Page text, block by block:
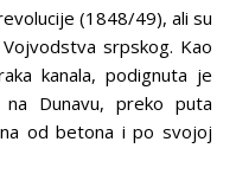
(1848/49), ali su
srpskog. Kao
kanala, podignuta je
Dunavu, preko puta
od betona i po svojoj